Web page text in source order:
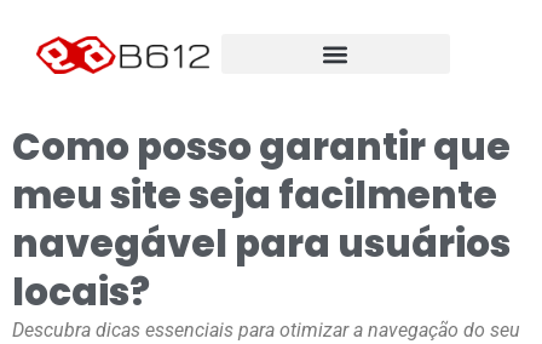
Como posso garantir que
meu site seja facilmente
navegável para usuários
locais?
Descubra dicas essenciais para otimizar a navegação do seu